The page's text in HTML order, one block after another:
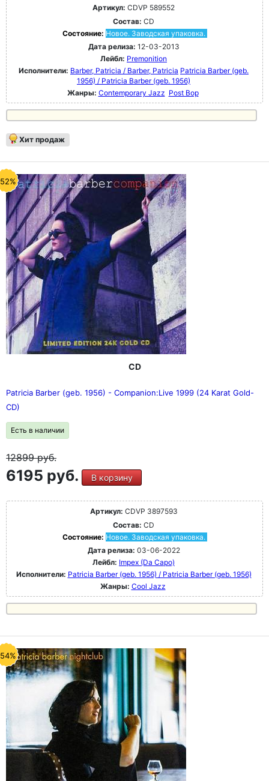
Артикул: CDVP 589552
Состав: CD
Состояние: Новое. Заводская упаковка.
Дата релиза: 12-03-2013
Лейбл: Premonition
Исполнители: Barber, Patricia / Barber, Patricia Patricia Barber (geb.
1956) / Patricia Barber (geb. 1956)
Жанры: Contemporary Jazz Post Bop
Хит продаж
CD
Patricia Barber (geb. 1956) - Companion:Live 1999 (24 Karat Gold-
CD)
Есть в наличии
12899руб.
6195 руб. В корзину
Артикул: CDVP 3897593
Состав: CD
Состояние: Новое. Заводская упаковка.
Дата релиза: 03-06-2022
Лейбл: Impex (Da Capo)
Исполнители: Patricia Barber (geb. 1956) / Patricia Barber (geb. 1956)
Жанры: Cool Jazz